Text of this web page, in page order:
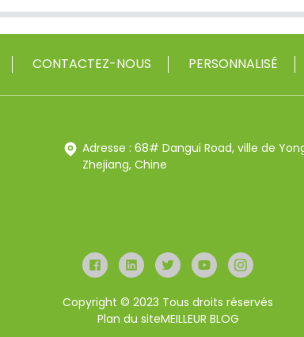
CONTACTEZ-NOUS PERSONNALISÉ
Adresse : 68# Dangui Road, ville de
Zhejiang, Chine
Copyright © 2023 Tous droits réservés
Plan du siteMEILLEUR BLOG